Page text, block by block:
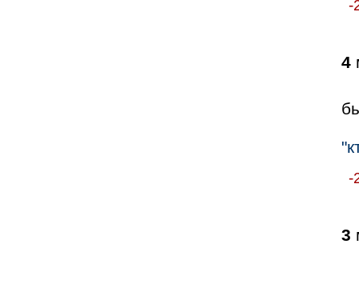
-
4
-
3